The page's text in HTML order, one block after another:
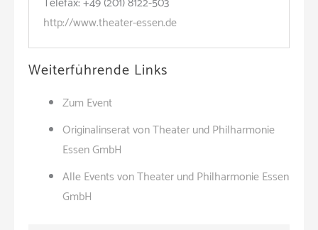
http://www.theater-essen.de
Weiterführende Links
Zum Event
Originalinserat von Theater und Philharmonie
Essen GmbH
Alle Events von Theater und Philharmonie Essen
GmbH